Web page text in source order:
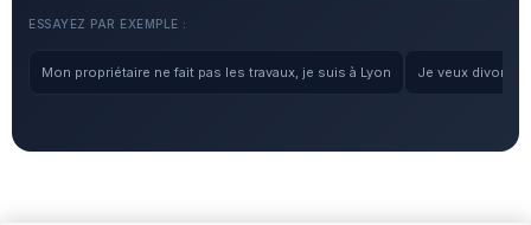
ESSAYEZ PAR EXEMPLE :
Mon propriétaire ne fait pas les travaux, je suis à Lyon Je veux